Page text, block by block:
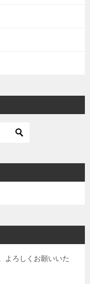
よろしくお願いいた